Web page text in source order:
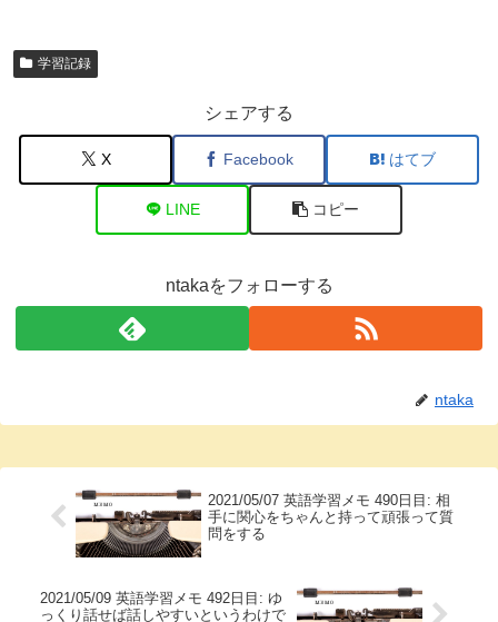
学習記録
シェアする
X Facebook はてブ
LINE コピー
ntakaをフォローする
ntaka
2021/05/07 英語学習メモ 490日目: 相
手に関心をちゃんと持って頑張って質
問をする
2021/05/09 英語学習メモ 492日目: ゆ
っくり話せば話しやすいというわけで